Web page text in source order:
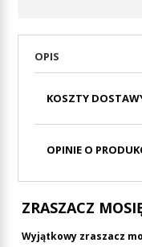
OPIS
KOSZTY
PŁATNOŚCI
OPINIE O
ZRASZACZ
Wyjątkowy zraszacz